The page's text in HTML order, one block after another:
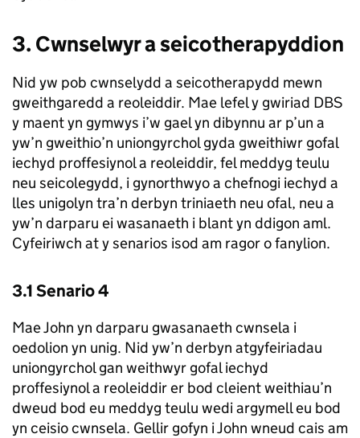
3. Cwnselwyr a seicotherapyddion
Nid yw pob cwnselydd a seicotherapydd mewn
gweithgaredd a reoleiddir. Mae lefel y gwiriad DBS
y maent yn gymwys i’w gael yn dibynnu ar p’un a
yw’n gweithio’n uniongyrchol gyda gweithiwr gofal
iechyd proffesiynol a reoleiddir, fel meddyg teulu
neu seicolegydd, i gynorthwyo a chefnogi iechyd a
lles unigolyn tra’n derbyn triniaeth neu ofal, neu a
yw’n darparu ei wasanaeth i blant yn ddigon aml.
Cyfeiriwch at y senarios isod am ragor o fanylion.
3.1 Senario 4
Mae John yn darparu gwasanaeth cwnsela i
oedolion yn unig. Nid yw’n derbyn atgyfeiriadau
uniongyrchol gan weithwyr gofal iechyd
proffesiynol a reoleiddir er bod cleient weithiau’n
dweud bod eu meddyg teulu wedi argymell eu bod
yn ceisio cwnsela. Gellir gofyn i John wneud cais am